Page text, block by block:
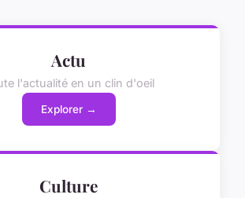
Actu
l'actualité en un clin d'oeil
Explorer →
Culture